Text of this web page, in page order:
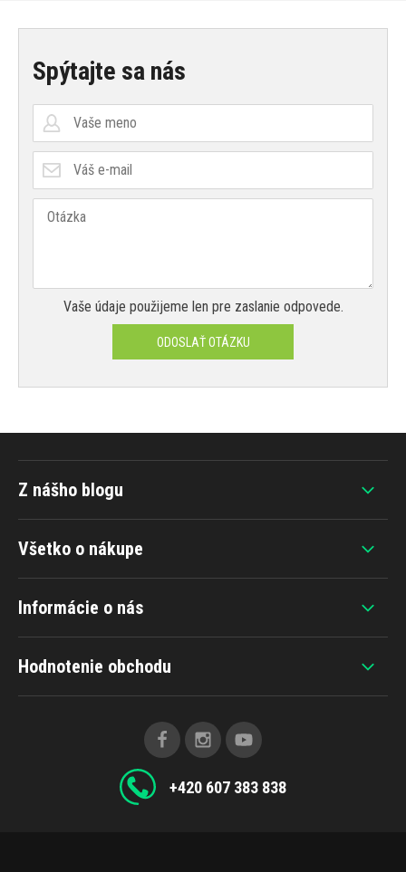
Spýtajte sa nás
Vaše údaje použijeme len pre zaslanie odpovede.
ODOSLAŤ OTÁZKU
Všetko o nákupe
Informácie o nás
Hodnotenie obchodu
+420 607 383 838
Z nášho blogu